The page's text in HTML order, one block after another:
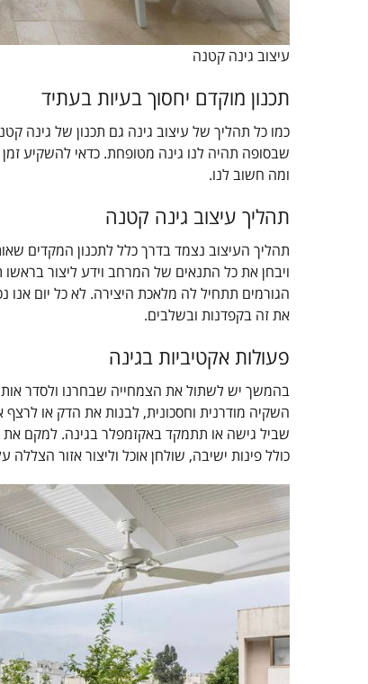
עיצוב גינה קטנה
תכנון מוקדם יחסוך בעיות בעתיד
כמו כל תהליך של עיצוב גינה גם תכנון של גינה
שבסופה תהיה לנו גינה מטופחת. כדאי להשקיע
ומה חשוב לנו.
תהליך עיצוב גינה קטנה
תהליך העיצוב נצמד בדרך כלל לתכנון המקדים
ויבחן את כל התנאים של המרחב וידע ליצור
הגורמים תתחיל לה מלאכת היצירה. לא כל יום
את זה בקפדנות ובשלבים.
פעולות אקטיביות בגינה
בהמשך יש לשתול את הצמחייה שבחרנו ולסדר
השקיה מודרנית וחסכונית, לבנות את הדק או
שביל גישה או תתמקד באקזמפלר בגינה. למקם את
כולל פינות ישיבה, שולחן אוכל וליצור אזור הצללה